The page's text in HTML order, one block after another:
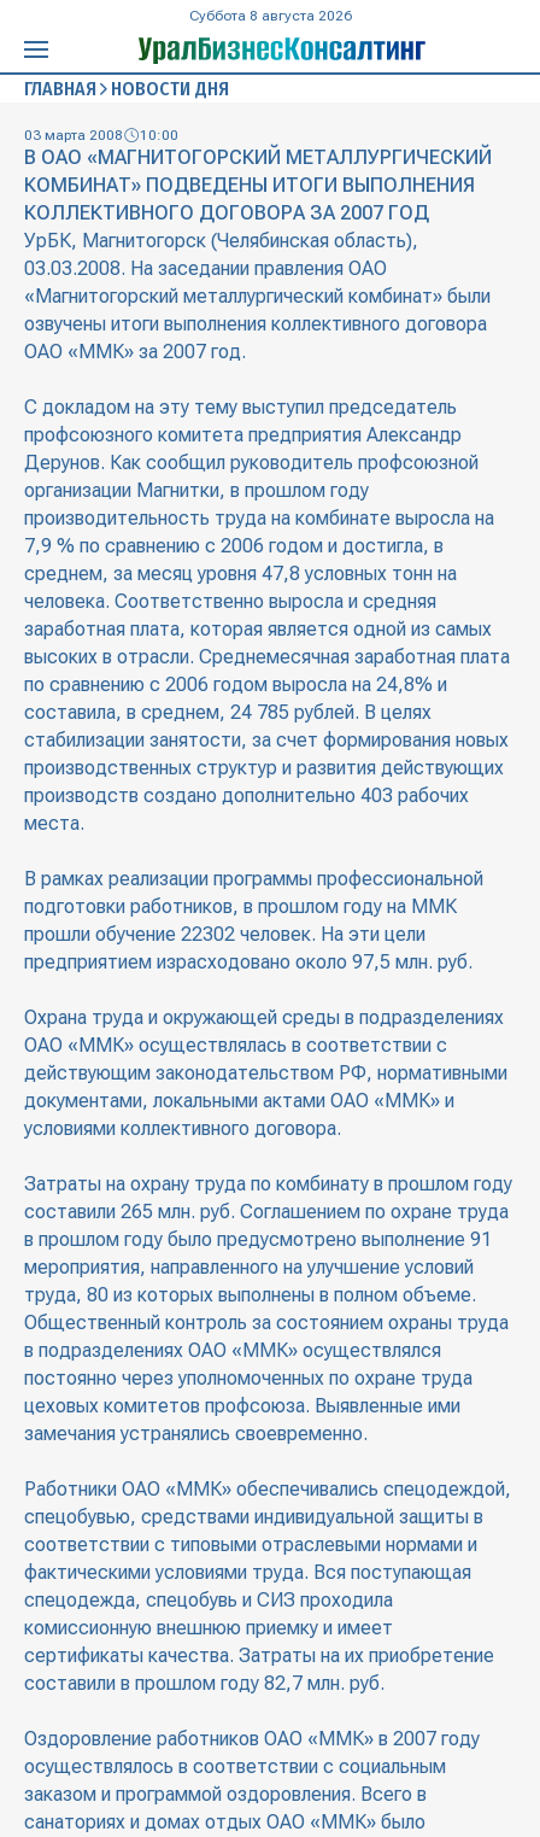
Суббота 8 августа 2026
ГЛАВНАЯ НОВОСТИ ДНЯ
03 марта 2008 10:00
В ОАО «МАГНИТОГОРСКИЙ МЕТАЛЛУРГИЧЕСКИЙ
КОМБИНАТ» ПОДВЕДЕНЫ ИТОГИ ВЫПОЛНЕНИЯ
КОЛЛЕКТИВНОГО ДОГОВОРА ЗА 2007 ГОД
УрБК, Магнитогорск (Челябинская область),
03.03.2008. На заседании правления ОАО
«Магнитогорский металлургический комбинат» были
озвучены итоги выполнения коллективного договора
ОАО «ММК» за 2007 год.
С докладом на эту тему выступил председатель
профсоюзного комитета предприятия Александр
Дерунов. Как сообщил руководитель профсоюзной
организации Магнитки, в прошлом году
производительность труда на комбинате выросла на
7,9 % по сравнению с 2006 годом и достигла, в
среднем, за месяц уровня 47,8 условных тонн на
человека. Соответственно выросла и средняя
заработная плата, которая является одной из самых
высоких в отрасли. Среднемесячная заработная плата
по сравнению с 2006 годом выросла на 24,8% и
составила, в среднем, 24 785 рублей. В целях
стабилизации занятости, за счет формирования новых
производственных структур и развития действующих
производств создано дополнительно 403 рабочих
места.
В рамках реализации программы профессиональной
подготовки работников, в прошлом году на ММК
прошли обучение 22302 человек. На эти цели
предприятием израсходовано около 97,5 млн. руб.
Охрана труда и окружающей среды в подразделениях
ОАО «ММК» осуществлялась в соответствии с
действующим законодательством РФ, нормативными
документами, локальными актами ОАО «ММК» и
условиями коллективного договора.
Затраты на охрану труда по комбинату в прошлом году
составили 265 млн. руб. Соглашением по охране труда
в прошлом году было предусмотрено выполнение 91
мероприятия, направленного на улучшение условий
труда, 80 из которых выполнены в полном объеме.
Общественный контроль за состоянием охраны труда
в подразделениях ОАО «ММК» осуществлялся
постоянно через уполномоченных по охране труда
цеховых комитетов профсоюза. Выявленные ими
замечания устранялись своевременно.
Работники ОАО «ММК» обеспечивались спецодеждой,
спецобувью, средствами индивидуальной защиты в
соответствии с типовыми отраслевыми нормами и
фактическими условиями труда. Вся поступающая
спецодежда, спецобувь и СИЗ проходила
комиссионную внешнюю приемку и имеет
сертификаты качества. Затраты на их приобретение
составили в прошлом году 82,7 млн. руб.
Оздоровление работников ОАО «ММК» в 2007 году
осуществлялось в соответствии с социальным
заказом и программой оздоровления. Всего в
санаториях и домах отдых ОАО «ММК» было